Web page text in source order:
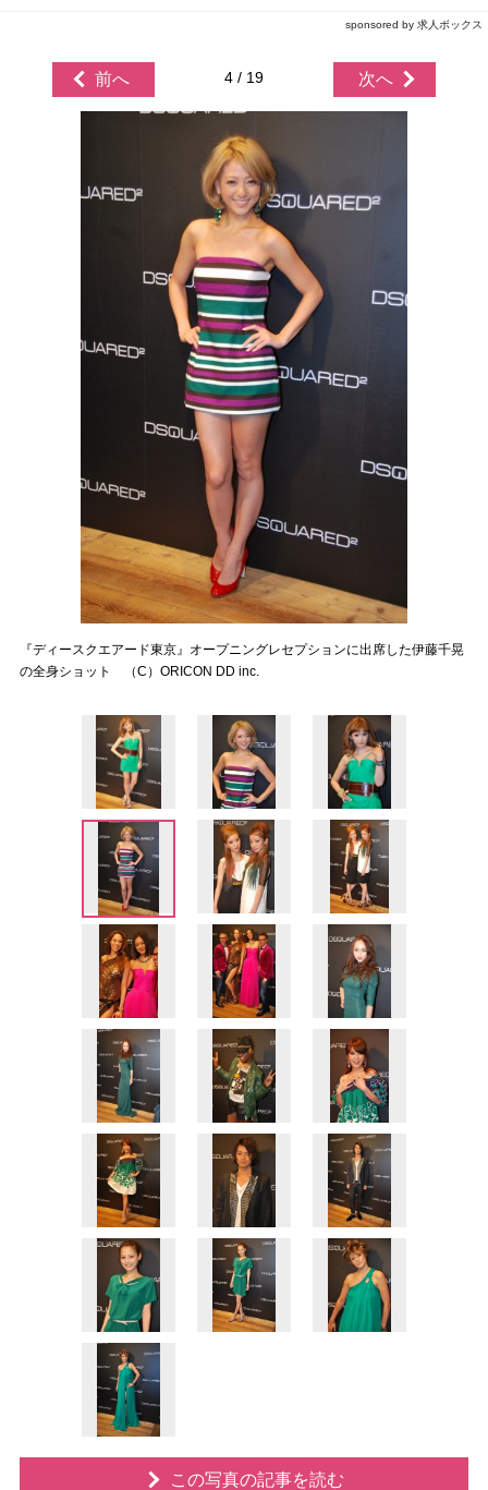
sponsored by 求人ボックス
前へ 4 / 19 次へ
『ディースクエアード東京』オープニングレセプションに出席した伊藤千晃
の全身ショット （C）ORICON DD inc.
この写真の記事を読む